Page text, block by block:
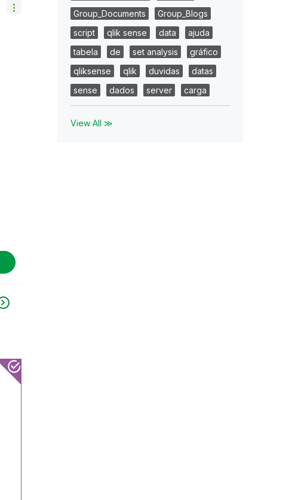
Group_Documents
Group_Blogs
script
qlik sense data
ajuda
tabela
de set analysis
gráfico
qliksense
qlik duvidas
datas
sense
dados server carga
View All ≫